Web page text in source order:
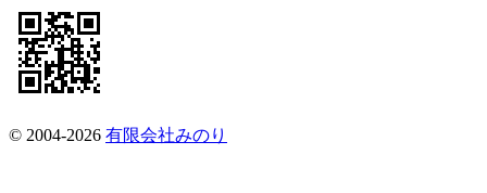
© 2004-2026 有限会社みのり